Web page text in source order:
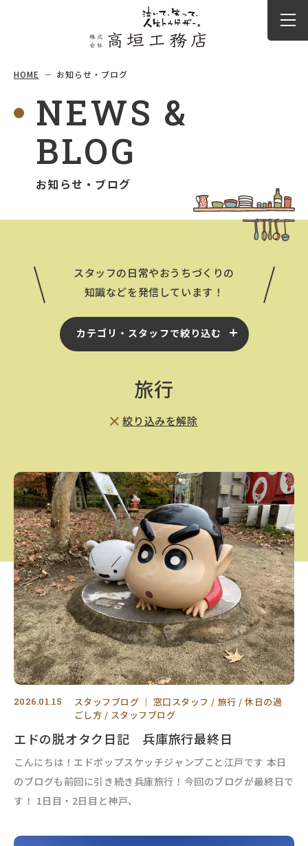
HOME お知らせ・ブログ
NEWS &
BLOG
お知らせ・ブログ
スタッフの日常やおうちづくりの
知識などを発信しています！
カテゴリ・スタッフで絞り込む
旅行
絞り込みを解除
2026.01.15 スタッフブログ ｜ 窓口スタッフ 旅行
休日の過
ごし方
スタッフブログ
エドの脱オタク日記 兵庫旅行最終日
こんにちは！エドポップスケッチジャンプこと江戸です 本日
のブログも前回に引き続き兵庫旅行！今回のブログが最終日で
す！ 1日目・2日目と神戸、